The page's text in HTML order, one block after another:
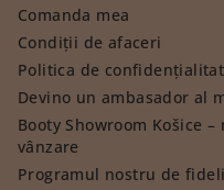
Comanda mea
Condiții de afaceri
Politica de
Devino un ambasador al
Booty Showroom Košice
vânzare
Programul nostru de